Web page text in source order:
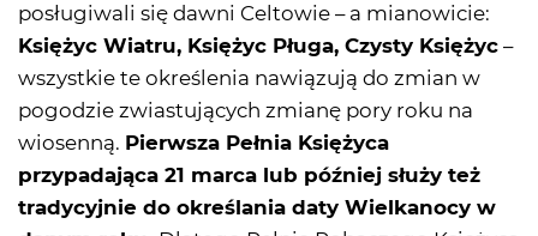
posługiwali się dawni Celtowie – a mianowicie:
Księżyc Wiatru, Księżyc Pługa, Czysty Księżyc –
wszystkie te określenia nawiązują do zmian w
pogodzie zwiastujących zmianę pory roku na
wiosenną. Pierwsza Pełnia Księżyca
przypadająca 21 marca lub później służy też
tradycyjnie do określania daty Wielkanocy w